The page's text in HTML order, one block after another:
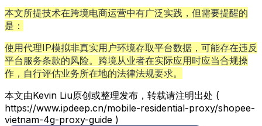
本文所提技术在跨境电商运营中有广泛实践，但需要提醒的
是：
使用代理IP模拟非真实用户环境存取平台数据，可能存在违反
平台服务条款的风险。跨境从业者在实际应用时应当合规操
作，自行评估业务所在地的法律法规要求。
本文由Kevin Liu原创或整理发布，转载请注明出处 (
https://www.ipdeep.cn/mobile-residential-proxy/shopee-
vietnam-4g-proxy-guide )